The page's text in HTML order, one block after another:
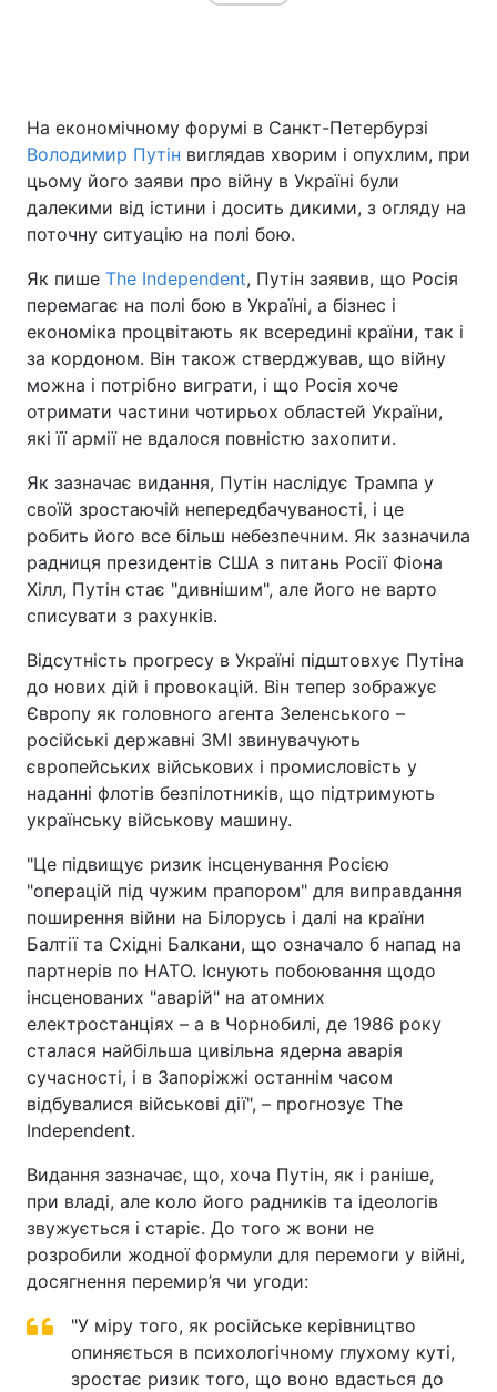
На економічному форумі в Санкт-Петербурзі
Володимир Путін виглядав хворим і опухлим, при
цьому його заяви про війну в Україні були
далекими від істини і досить дикими, з огляду на
поточну ситуацію на полі бою.
Як пише The Independent, Путін заявив, що Росія
перемагає на полі бою в Україні, а бізнес і
економіка процвітають як всередині країни, так і
за кордоном. Він також стверджував, що війну
можна і потрібно виграти, і що Росія хоче
отримати частини чотирьох областей України,
які її армії не вдалося повністю захопити.
Як зазначає видання, Путін наслідує Трампа у
своїй зростаючій непередбачуваності, і це
робить його все більш небезпечним. Як зазначила
радниця президентів США з питань Росії Фіона
Хілл, Путін стає "дивнішим", але його не варто
списувати з рахунків.
Відсутність прогресу в Україні підштовхує Путіна
до нових дій і провокацій. Він тепер зображує
Європу як головного агента Зеленського –
російські державні ЗМІ звинувачують
європейських військових і промисловість у
наданні флотів безпілотників, що підтримують
українську військову машину.
"Це підвищує ризик інсценування Росією
"операцій під чужим прапором" для виправдання
поширення війни на Білорусь і далі на країни
Балтії та Східні Балкани, що означало б напад на
партнерів по НАТО. Існують побоювання щодо
інсценованих "аварій" на атомних
електростанціях – а в Чорнобилі, де 1986 року
сталася найбільша цивільна ядерна аварія
сучасності, і в Запоріжжі останнім часом
відбувалися військові дії", – прогнозує The
Independent.
Видання зазначає, що, хоча Путін, як і раніше,
при владі, але коло його радників та ідеологів
звужується і старіє. До того ж вони не
розробили жодної формули для перемоги у війні,
досягнення перемир’я чи угоди:
"У міру того, як російське керівництво
опиняється в психологічному глухому куті,
зростає ризик того, що воно вдасться до